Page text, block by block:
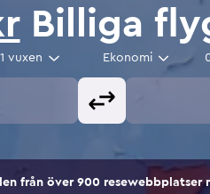
Billiga
1 vuxen Ekonomi
från över 900 resewebbplatser